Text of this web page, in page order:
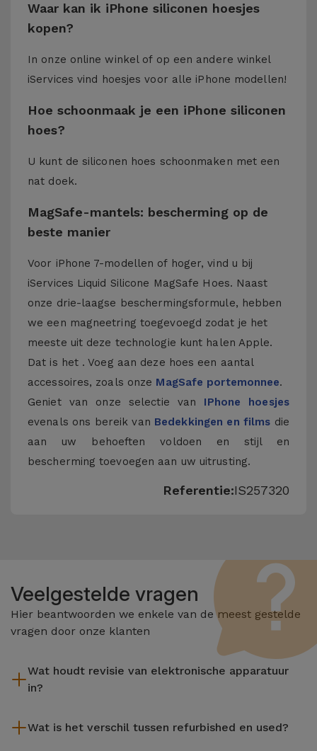
Waar kan ik iPhone siliconen hoesjes
kopen?
In onze online winkel of op een andere winkel
iServices vind hoesjes voor alle iPhone modellen!
Hoe schoonmaak je een iPhone siliconen
hoes?
U kunt de siliconen hoes schoonmaken met een
nat doek.
MagSafe-mantels: bescherming op de
beste manier
Voor iPhone 7-modellen of hoger, vind u bij
iServices Liquid Silicone MagSafe Hoes. Naast
onze drie-laagse beschermingsformule, hebben
we een magneetring toegevoegd zodat je het
meeste uit deze technologie kunt halen Apple.
Dat is het . Voeg aan deze hoes een aantal
accessoires, zoals onze MagSafe portemonnee.
Geniet van onze selectie van IPhone hoesjes
evenals ons bereik van Bedekkingen en films die
aan uw behoeften voldoen en stijl en
bescherming toevoegen aan uw uitrusting.
Referentie:IS257320
Veelgestelde vragen
Hier beantwoorden we enkele van de meest gestelde
vragen door onze klanten
Wat houdt revisie van elektronische apparatuur
in?
reiniging, en niet te vergeten het repareren van elk defect
Wat is het verschil tussen refurbished en used?